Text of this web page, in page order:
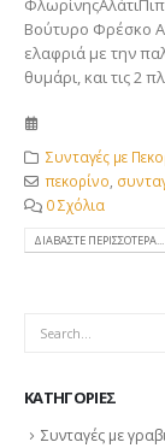
Βούτυρο Φρέσκο
ελαφριά με την
θυμάρι, και τις 2
Συνταγές με
πεκορίνο,
0 Σχόλια
ΔΙΑΒΆΣΤΕ ΠΕΡΙΣΣΌΤΕΡΑ...
KΑΤΗΓΟΡΊΕΣ
Συνταγές με